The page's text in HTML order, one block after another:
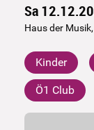
Sa
Haus der Musik,
Kinder
Ö1 Club